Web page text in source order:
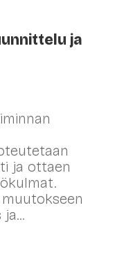
ja
ja ottaen